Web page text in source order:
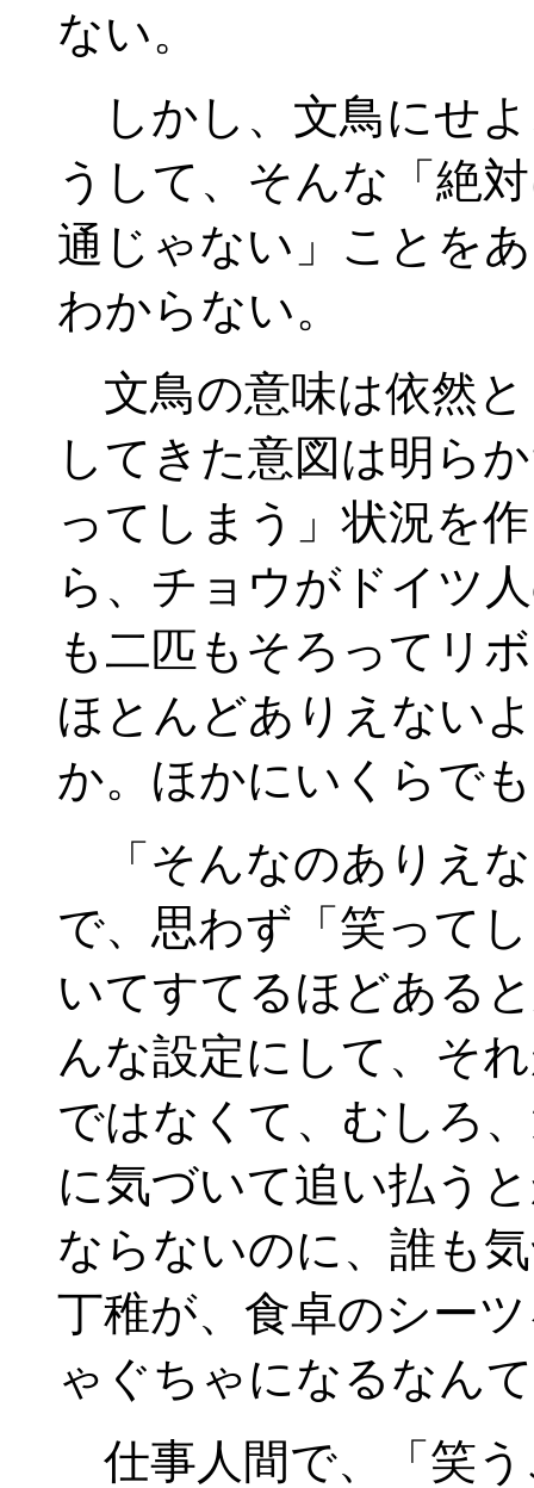
ない。
しかし、文鳥にせ
うして、そんな「絶
通じゃない」ことを
わからない。
文鳥の意味は依然
してきた意図は明ら
ってしまう」状況を
ら、チョウがドイツ
も二匹もそろってリ
ほとんどありえない
か。ほかにいくらで
「そんなのありえ
で、思わず「笑って
いてすてるほどある
んな設定にして、そ
ではなくて、むしろ
に気づいて追い払う
ならないのに、誰も
丁稚が、食卓のシー
ゃぐちゃになるなん
仕事人間で、「笑